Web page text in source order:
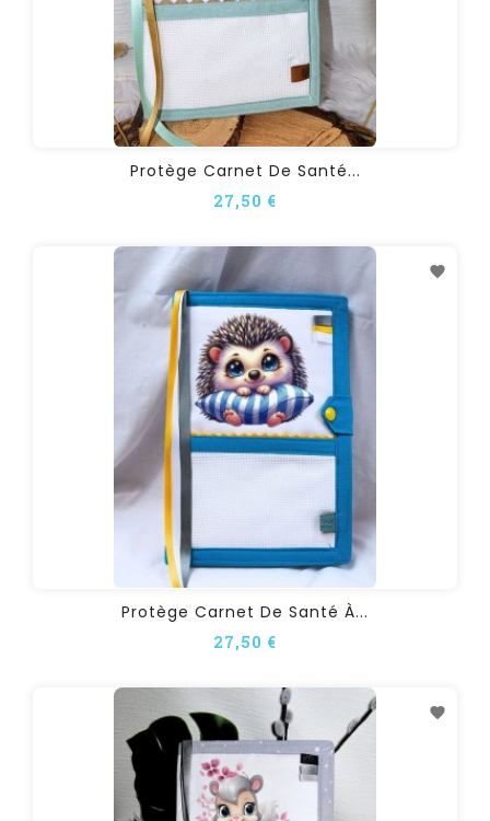
Protège Carnet De Santé...
27,50 €
Protège Carnet De Santé À...
27,50 €